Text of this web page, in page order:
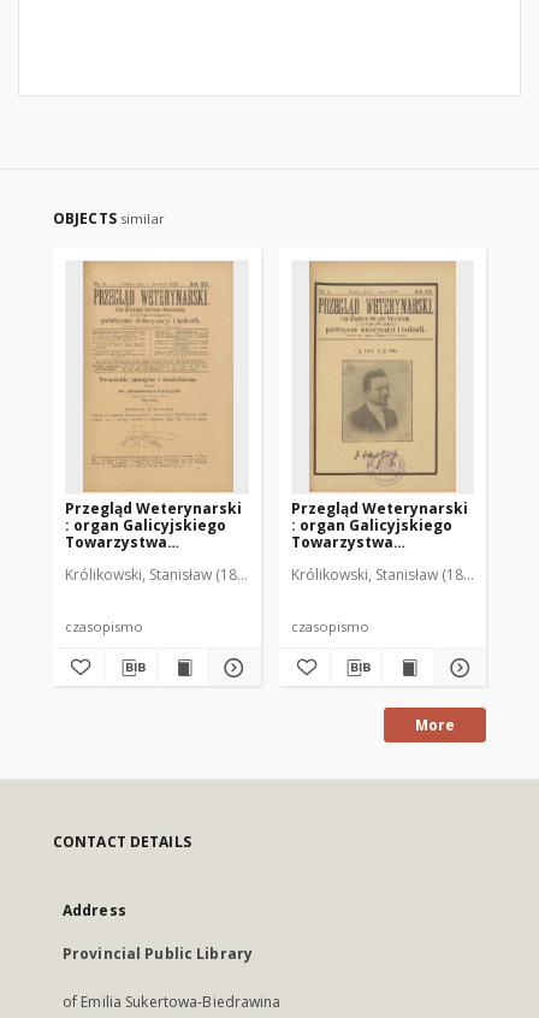
OBJECTS similar
Przegląd Weterynarski
: organ Galicyjskiego
Towarzystwa
czasopismo
1905 R. 20, nr 4
Królikowski, Stanisław (1853-1924). Red.
czasopismo
Przegląd Weterynarski
: organ Galicyjskiego
Towarzystwa
czasopismo
1905 R. 20, nr 5
Królikowski, Stanisław (1853-1924).
czasopismo
More
CONTACT DETAILS
Address
Provincial Public Library
of Emilia Sukertowa-Biedrawina